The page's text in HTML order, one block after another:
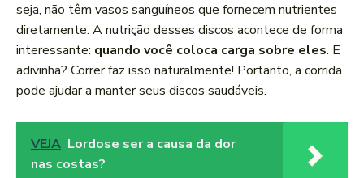
seja, não têm vasos sanguíneos que fornecem nutrientes
diretamente. A nutrição desses discos acontece de forma
interessante: quando você coloca carga sobre eles. E
adivinha? Correr faz isso naturalmente! Portanto, a corrida
pode ajudar a manter seus discos saudáveis.
VEJA Lordose ser a causa da dor
nas costas?